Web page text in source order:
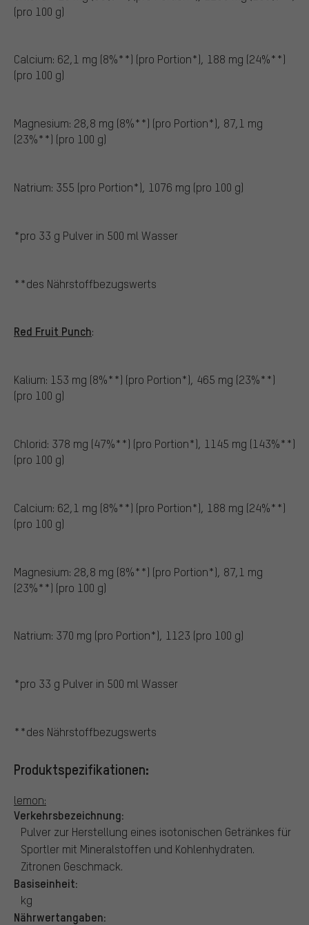
(pro 100 g)
Calcium: 62,1 mg (8%**) (pro Portion*), 188 mg (24%**)
(pro 100 g)
Magnesium: 28,8 mg (8%**) (pro Portion*), 87,1 mg
(23%**) (pro 100 g)
Natrium: 355 (pro Portion*), 1076 mg (pro 100 g)
*pro 33 g Pulver in 500 ml Wasser
**des Nährstoffbezugswerts
Red Fruit Punch:
Kalium: 153 mg (8%**) (pro Portion*), 465 mg (23%**)
(pro 100 g)
Chlorid: 378 mg (47%**) (pro Portion*), 1145 mg (143%**)
(pro 100 g)
Calcium: 62,1 mg (8%**) (pro Portion*), 188 mg (24%**)
(pro 100 g)
Magnesium: 28,8 mg (8%**) (pro Portion*), 87,1 mg
(23%**) (pro 100 g)
Natrium: 370 mg (pro Portion*), 1123 (pro 100 g)
*pro 33 g Pulver in 500 ml Wasser
**des Nährstoffbezugswerts
Produktspezifikationen:
lemon:
Verkehrsbezeichnung:
Pulver zur Herstellung eines isotonischen Getränkes für
Sportler mit Mineralstoffen und Kohlenhydraten.
Zitronen Geschmack.
Basiseinheit:
kg
Nährwertangaben: